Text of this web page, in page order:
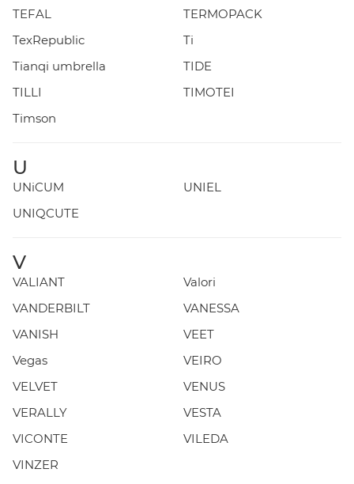
TEFAL
TERMOPACK
TexRepublic
Ti
Tianqi umbrella
TIDE
TILLI
TIMOTEI
Timson
U
UNiCUM
UNIEL
UNIQCUTE
V
VALIANT
Valori
VANDERBILT
VANESSA
VANISH
VEET
Vegas
VEIRO
VELVET
VENUS
VERALLY
VESTA
VICONTE
VILEDA
VINZER